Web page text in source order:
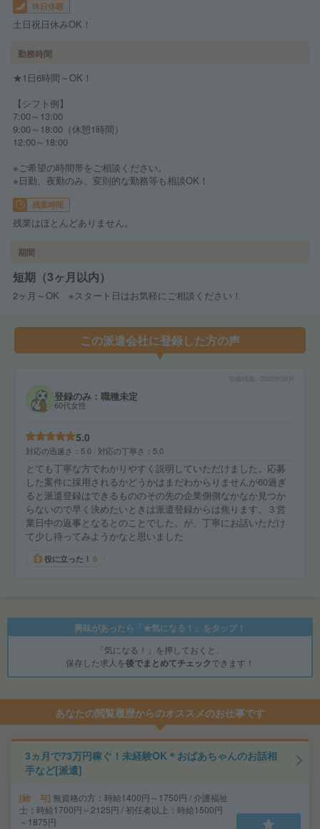
休日休暇
土日祝日休みOK！
勤務時間
★1日6時間～OK！
【シフト例】
7:00～13:00
9:00～18:00（休憩1時間）
12:00～18:00
※ご希望の時間帯をご相談ください。
※日勤、夜勤のみ、変則的な勤務等も相談OK！
残業時間
残業はほとんどありません。
期間
短期（3ヶ月以内）
2ヶ月～OK ※スタート日はお気軽にご相談ください！
この派遣会社に登録した方の声
登録のみ：職種未定
60代女性
5.0
対応の迅速さ 5.0 対応の丁寧さ 5.0
とても丁寧な方でわかりやすく説明していただけました。応募
した案件に採用されるかどうかはまだわからりませんが60過ぎ
ると派遣登録はできるもののその先の企業側側なかなか見つか
らないので早く決めたいときは派遣登録からは焦ります。３営
業日中の返事となるとのことでした。が、丁寧にお話いただけ
て少し待ってみようかなと思いました
役に立った！ 6
興味があったら「★気になる！」をタップ！
「気になる！」を押しておくと、
保存した求人を後でまとめてチェックできます！
あなたの閲覧履歴からのオススメのお仕事です
3ヵ月で73万円稼ぐ！未経験OK＊おばあちゃんのお話相
手など[派遣]
給 与 無資格の方：時給1400円～1750円 / 介護福祉
士：時給1700円～2125円 / 初任者以上：時給1500円
～1875円